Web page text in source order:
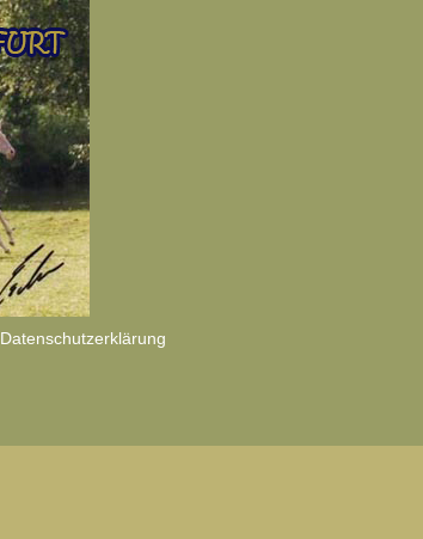
Datenschutzerklärung